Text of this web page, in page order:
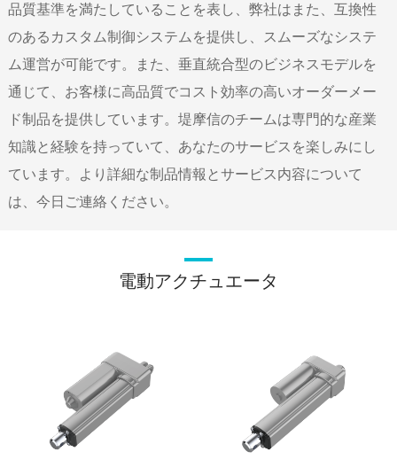
品質基準を満たしていることを表し、弊社はまた、互換性
のあるカスタム制御システムを提供し、スムーズなシステ
ム運営が可能です。また、垂直統合型のビジネスモデルを
通じて、お客様に高品質でコスト効率の高いオーダーメー
ド制品を提供しています。堤摩信のチームは専門的な産業
知識と経験を持っていて、あなたのサービスを楽しみにし
ています。より詳細な制品情報とサービス内容について
は、今日ご連絡ください。
電動アクチュエータ